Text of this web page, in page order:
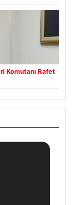
Komutanı Rafet